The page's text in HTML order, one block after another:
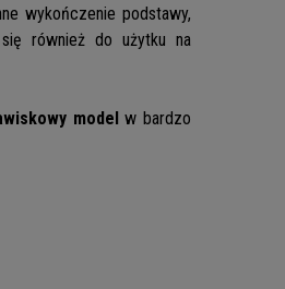
wykończenie podstawy,
również do użytku na
modelw bardzo